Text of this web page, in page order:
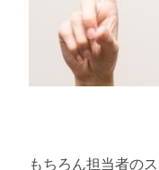
もちろん担当者の